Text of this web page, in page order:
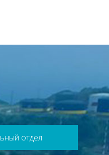
отдел